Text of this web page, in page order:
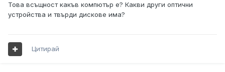
Това всъщност какъв компютър е? Какви други оптични
устройства и твърди дискове има?
Цитирай